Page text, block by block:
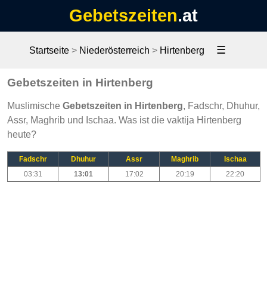
Gebetszeiten.at
Startseite > Niederösterreich > Hirtenberg ☰
Gebetszeiten in Hirtenberg
Muslimische Gebetszeiten in Hirtenberg, Fadschr, Dhuhur,
Assr, Maghrib und Ischaa. Was ist die vaktija Hirtenberg
heute?
Fadschr Dhuhur Assr Maghrib
Ischaa
03:31
13:01 17:02 20:19 22:20